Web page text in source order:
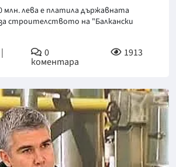
млн. лева е платила държавната
строителството на "Балкански
0
коментара
1913